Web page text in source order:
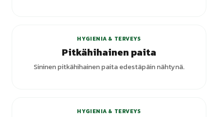
HYGIENIA & TERVEYS
Pitkähihainen paita
Sininen pitkähihainen paita edestäpäin nähtynä.
HYGIENIA & TERVEYS